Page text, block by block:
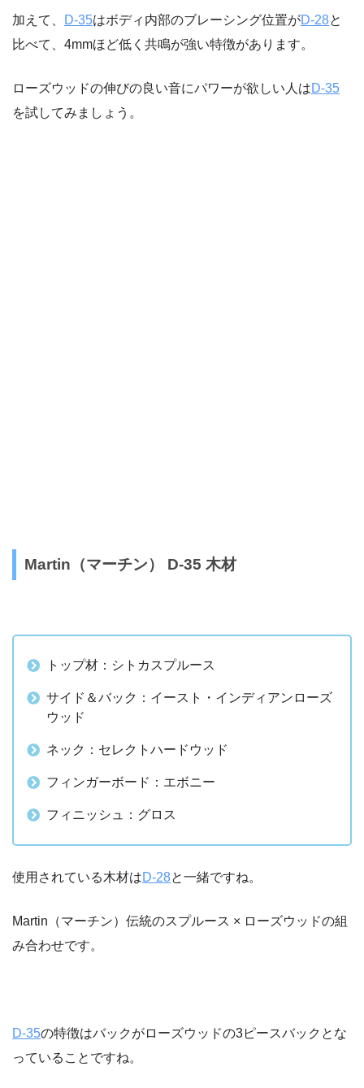
加えて、 D-35はボディ内部のブレーシング位置がD-28と
比べて、4mmほど低く共鳴が強い特徴があります。
ローズウッドの伸びの良い音にパワーが欲しい人はD-35
を試してみましょう。
Martin（マーチン） D-35 木材
トップ材：シトカスプルース
サイド＆バック：イースト・インディアンローズ
ウッド
ネック：セレクトハードウッド
フィンガーボード：エボニー
フィニッシュ：グロス
使用されている木材はD-28と一緒ですね。
Martin（マーチン）伝統のスプルース × ローズウッドの組
み合わせです。
D-35の特徴はバックがローズウッドの3ピースバックとな
っていることですね。